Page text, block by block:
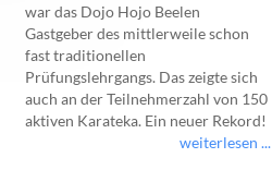
war das Dojo Hojo Beelen
Gastgeber des mittlerweile schon
fast traditionellen
Prüfungslehrgangs. Das zeigte sich
auch an der Teilnehmerzahl von 150
aktiven Karateka. Ein neuer Rekord!
weiterlesen ...